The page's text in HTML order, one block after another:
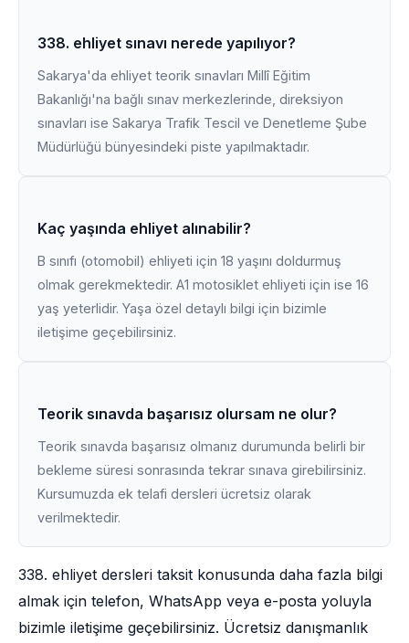
338. ehliyet sınavı nerede yapılıyor?
Sakarya'da ehliyet teorik sınavları Millî Eğitim
Bakanlığı'na bağlı sınav merkezlerinde, direksiyon
sınavları ise Sakarya Trafik Tescil ve Denetleme Şube
Müdürlüğü bünyesindeki piste yapılmaktadır.
Kaç yaşında ehliyet alınabilir?
B sınıfı (otomobil) ehliyeti için 18 yaşını doldurmuş
olmak gerekmektedir. A1 motosiklet ehliyeti için ise 16
yaş yeterlidir. Yaşa özel detaylı bilgi için bizimle
iletişime geçebilirsiniz.
Teorik sınavda başarısız olursam ne olur?
Teorik sınavda başarısız olmanız durumunda belirli bir
bekleme süresi sonrasında tekrar sınava girebilirsiniz.
Kursumuzda ek telafi dersleri ücretsiz olarak
verilmektedir.
338. ehliyet dersleri taksit konusunda daha fazla bilgi
almak için telefon, WhatsApp veya e-posta yoluyla
bizimle iletişime geçebilirsiniz. Ücretsiz danışmanlık